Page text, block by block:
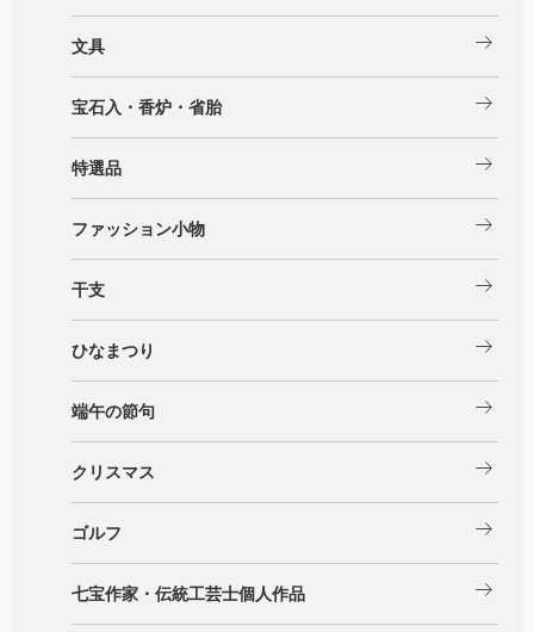
文具 arrow_right_alt
宝石入・香炉・省胎 arrow_right_alt
特選品 arrow_right_alt
ファッション小物 arrow_right_alt
干支 arrow_right_alt
ひなまつり arrow_right_alt
端午の節句 arrow_right_alt
クリスマス arrow_right_alt
ゴルフ arrow_right_alt
七宝作家・伝統工芸士個人作品 arrow_right_alt